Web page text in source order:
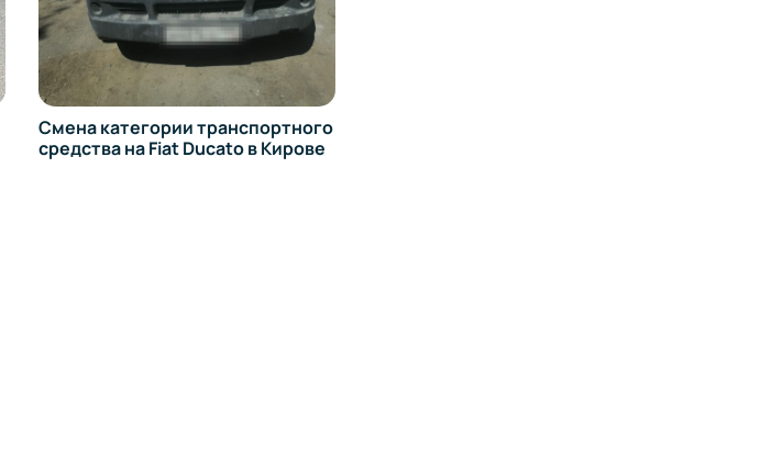
Смена категории транспортного
средства на Fiat Ducato в Кирове